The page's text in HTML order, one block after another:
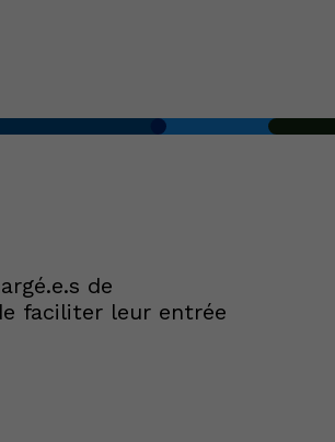
de
faciliter leur entrée